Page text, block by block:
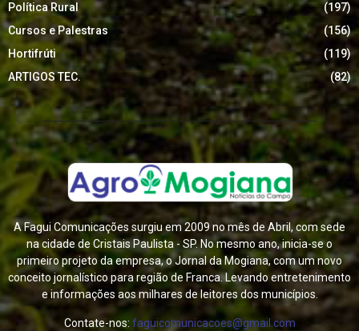
Política Rural
(197)
Cursos e Palestras
(156)
Hortifrúti
(119)
ARTIGOS TEC.
(82)
A Fagui Comunicações surgiu em 2009 no mês de Abril, com sede
na cidade de Cristais Paulista - SP. No mesmo ano, inicia-se o
primeiro projeto da empresa, o Jornal da Mogiana, com um novo
conceito jornalístico para região de Franca. Levando entretenimento
e informações aos milhares de leitores dos municípios.
Contate-nos: faguicomunicacoes@gmail.com